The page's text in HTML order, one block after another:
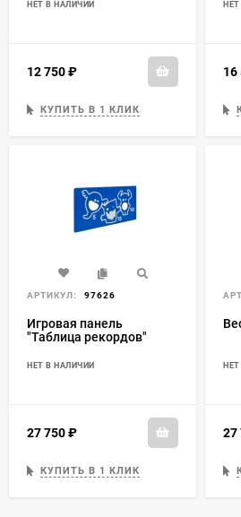
НЕТ В НАЛИЧИИ
12 750
КУПИТЬ В 1 КЛИК
16
АРТИКУЛ: 97626
Игровая панель
"Таблица рекордов"
НЕТ В НАЛИЧИИ
27 750
КУПИТЬ В 1 КЛИК
27